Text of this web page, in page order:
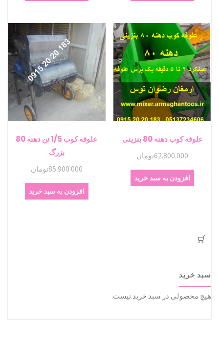
علوفه کوب دهنه 80 بنزینی
62.800.000تومان
افزودن به سبد خرید
علوفه کوب 1/5 تن دهنه 80
بزرگ
85.900.000تومان
افزودن به سبد خرید
سبد خرید
هیچ محصولی در سبد خرید نیست.